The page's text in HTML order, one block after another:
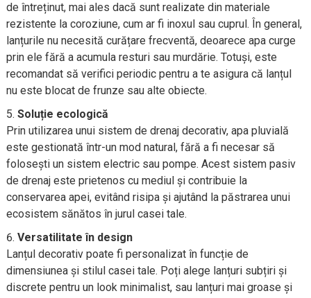
de întreținut, mai ales dacă sunt realizate din materiale
rezistente la coroziune, cum ar fi inoxul sau cuprul. În general,
lanțurile nu necesită curățare frecventă, deoarece apa curge
prin ele fără a acumula resturi sau murdărie. Totuși, este
recomandat să verifici periodic pentru a te asigura că lanțul
nu este blocat de frunze sau alte obiecte.
Soluție ecologică
Prin utilizarea unui sistem de drenaj decorativ, apa pluvială
este gestionată într-un mod natural, fără a fi necesar să
folosești un sistem electric sau pompe. Acest sistem pasiv
de drenaj este prietenos cu mediul și contribuie la
conservarea apei, evitând risipa și ajutând la păstrarea unui
ecosistem sănătos în jurul casei tale.
Versatilitate în design
Lanțul decorativ poate fi personalizat în funcție de
dimensiunea și stilul casei tale. Poți alege lanțuri subțiri și
discrete pentru un look minimalist, sau lanțuri mai groase și